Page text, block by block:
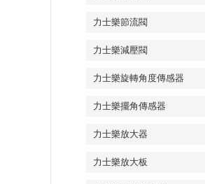
力士樂節流閥
力士樂減壓閥
力士樂旋轉角度傳感器
力士樂擺角傳感器
力士樂放大器
力士樂放大板